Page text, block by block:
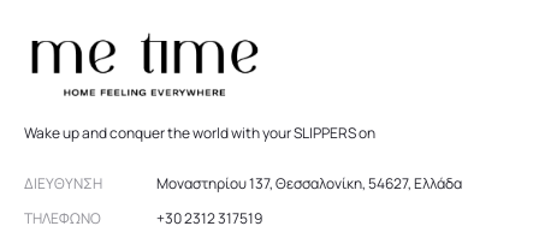
Wake up and conquer the world with your SLIPPERS on
ΔΙΕΎΘΥΝΣΗ
Μοναστηρίου 137, Θεσσαλονίκη, 54627, Ελλάδα
ΤΗΛΈΦΩΝΟ
+30 2312 317519